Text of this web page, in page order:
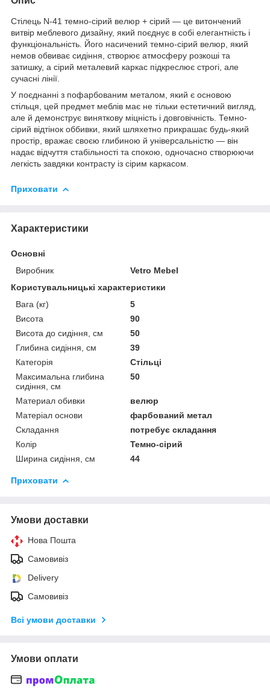
Стілець N-41 темно-сірий велюр + сірий — це витончений
витвір меблевого дизайну, який поєднує в собі елегантність і
функціональність. Його насичений темно-сірий велюр, який
немов обвиває сидіння, створює атмосферу розкоші та
затишку, а сірий металевий каркас підкреслює строгі, але
сучасні лінії.
У поєднанні з пофарбованим металом, який є основою
стільця, цей предмет меблів має не тільки естетичний вигляд,
але й демонструє виняткову міцність і довговічність. Темно-
сірий відтінок оббивки, який шляхетно прикрашає будь-який
простір, вражає своєю глибиною й універсальністю — він
надає відчуття стабільності та спокою, одночасно створюючи
легкість завдяки контрасту із сірим каркасом.
Приховати
Характеристики
Основні
Виробник
Vetro Mebel
Користувальницькі характеристики
Вага (кг)
5
Висота
90
Висота до сидіння, см
50
Глибина сидіння, см
39
Категорія
Стільці
Максимальна глибина
сидіння, см
50
Материал обивки
велюр
Матеріал основи
фарбований метал
Складання
потребує складання
Колір
Темно-сірий
Ширина сидіння, см
44
Приховати
Умови доставки
Нова Пошта
Самовивіз
Delivery
Самовивіз
Всі умови доставки
Умови оплати